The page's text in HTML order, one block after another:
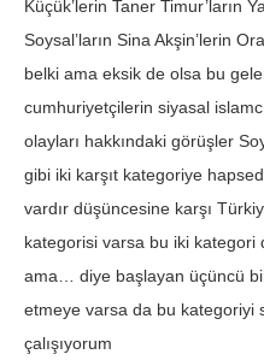
Küçük’lerin Taner Timur’ların
Soysal’ların Sina Akşin’lerin
belki ama eksik de olsa bu
cumhuriyetçilerin siyasal
olayları hakkındaki görüşler
gibi iki karşıt kategoriye
vardır düşüncesine karşı
kategorisi varsa bu iki kategori
ama… diye başlayan üçüncü
etmeye varsa da bu kategoriyi
çalışıyorum